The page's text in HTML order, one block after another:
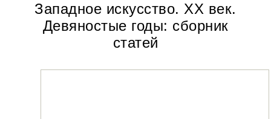
Западное искусство. ХХ век.
Девяностые годы: сборник
статей